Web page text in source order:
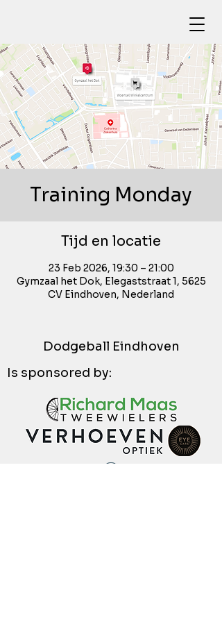
Training Monday
Tijd en locatie
23 Feb 2026, 19:30 – 21:00
Gymzaal het Dok, Elegaststraat 1, 5625
CV Eindhoven, Nederland
Dodgeball Eindhoven
Is sponsored by: